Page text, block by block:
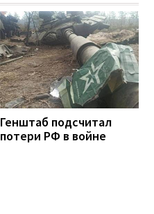
Генштаб подсчитал
потери РФ в войне